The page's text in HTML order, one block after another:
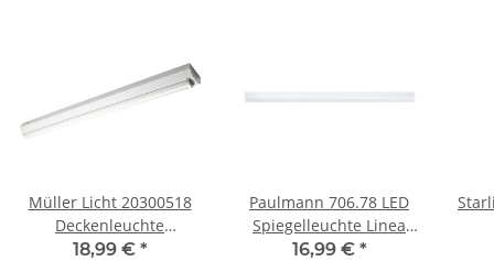
Müller Licht 20300518
Deckenleuchte
Wandlampe Basic 1 LED
18,99 € *
Paulmann 706.78 LED
Spiegelleuchte Linea
IP44 15W Wandleuchte
16,99 € *